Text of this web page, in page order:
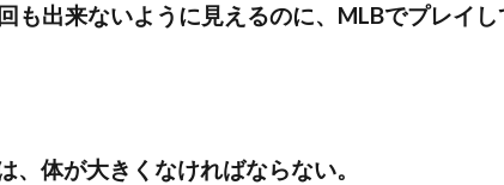
も出来ないように見えるのに、MLBでプレイし
、体が大きくなければならない。